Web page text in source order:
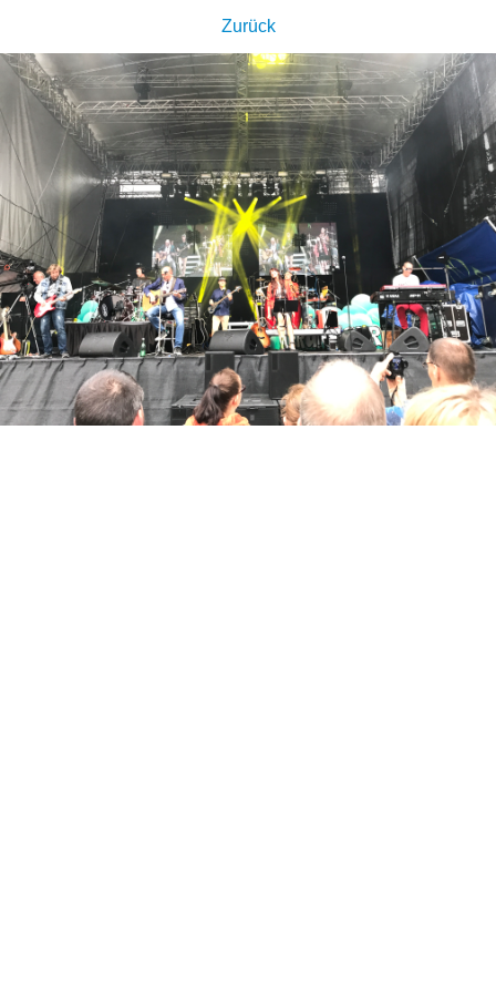
Zurück